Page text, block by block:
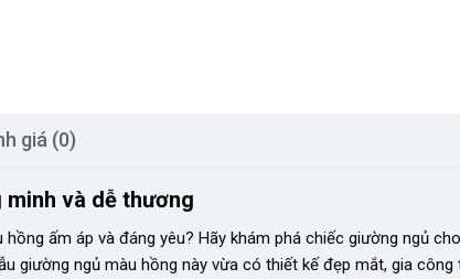
giá (0)
và dễ thương
ấm áp và đáng yêu? Hãy khám phá chiếc giường ngủ
giường ngủ màu hồng này vừa có thiết kế đẹp mắt, gia